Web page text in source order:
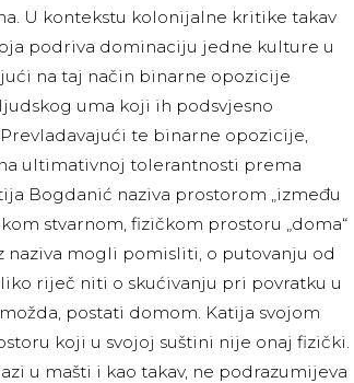
U kontekstu kolonijalne kritike takav
podriva dominaciju jedne kulture u
na taj način binarne opozicije
uma koji ih podsvjesno
te binarne opozicije,
ultimativnoj tolerantnosti prema
Bogdanić naziva prostorom „između
stvarnom, fizičkom prostoru „doma“
naziva mogli pomisliti, o putovanju od
riječ niti o skućivanju pri povratku u
postati domom. Katija svojom
koji u svojoj suštini nije onaj fizički.
u mašti i kao takav, ne podrazumijeva